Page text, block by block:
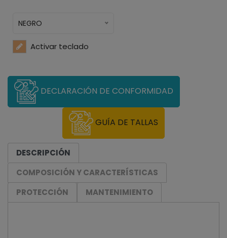
NEGRO
Activar teclado
DECLARACIÓN DE CONFORMIDAD
GUÍA DE TALLAS
DESCRIPCIÓN
COMPOSICIÓN Y CARACTERÍSTICAS
PROTECCIÓN
MANTENIMIENTO